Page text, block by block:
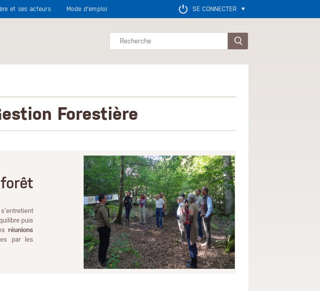
et ses acteurs Mode d'emploi SE CONNECTER
Rechercher
Forestière
puis
réunions
par les